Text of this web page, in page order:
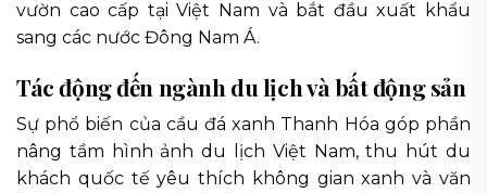
vườn cao cấp tại Việt Nam và bắt đầu xuất khẩu
sang các nước Đông Nam Á.
Tác động đến ngành du lịch và bất động sản
Sự phổ biến của cầu đá xanh Thanh Hóa góp phần
nâng tầm hình ảnh du lịch Việt Nam, thu hút du
khách quốc tế yêu thích không gian xanh và văn